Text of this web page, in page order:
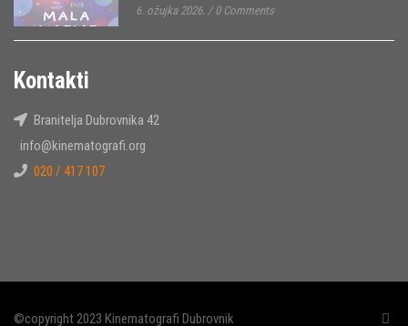
6. ožujka 2026. / 0 Comments
Kontakti
Branitelja Dubrovnika 42
info@kinematografi.org
020 / 417 107
©copyright 2023 Kinematografi Dubrovnik